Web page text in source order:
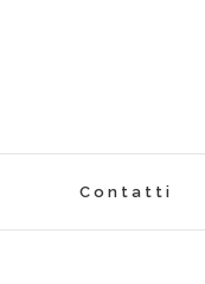
Contatti